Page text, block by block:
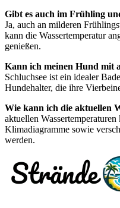
Gibt es auch im Frühling
Ja, auch an milderen
kann die Wassertemperatur
genießen.
Kann ich meinen Hund mit
Schluchsee ist ein idealer
Hundehalter, die ihre
Wie kann ich die aktuellen
aktuellen
Klimadiagramme sowie
werden.